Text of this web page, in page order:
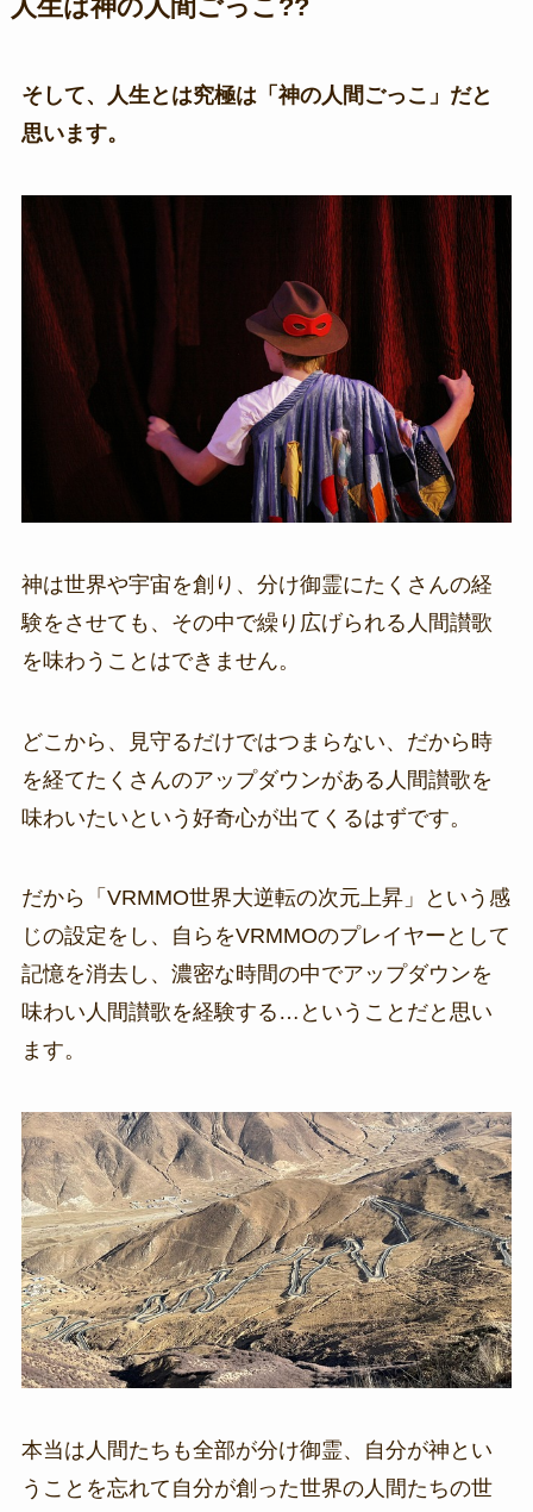
人生は神の人間ごっこ??
そして、人生とは究極は「神の人間ごっこ」だと
思います。
神は世界や宇宙を創り、分け御霊にたくさんの経
験をさせても、その中で繰り広げられる人間讃歌
を味わうことはできません。
どこから、見守るだけではつまらない、だから時
を経てたくさんのアップダウンがある人間讃歌を
味わいたいという好奇心が出てくるはずです。
だから「VRMMO世界大逆転の次元上昇」という感
じの設定をし、自らをVRMMOのプレイヤーとして
記憶を消去し、濃密な時間の中でアップダウンを
味わい人間讃歌を経験する…ということだと思い
ます。
本当は人間たちも全部が分け御霊、自分が神とい
うことを忘れて自分が創った世界の人間たちの世